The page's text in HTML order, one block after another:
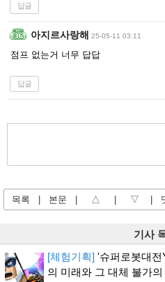
답글
아지르사랑해 25-05-11 03:11
점프 없는거 너무 답답
답글
목록 | 본문 | △ | ▽ |
기사
[체험기획] '슈퍼로봇대전
의 미래와 그 대체 불가의